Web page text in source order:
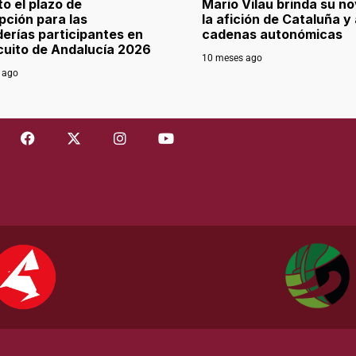
el plazo de
para las
participantes en
de Andalucía 2026
ago
Mario Vilau brinda su
la afición de Cataluña y
cadenas autonómicas
10 meses ago